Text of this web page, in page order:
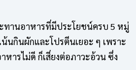
ทานอาหารที่มีประโยชน์ครบ 5 หมู่
นกินผักและโปรตีนเยอะ ๆ เพราะ
หารไม่ดี ก็เสี่ยงต่อภาวะอ้วน ซึ่ง